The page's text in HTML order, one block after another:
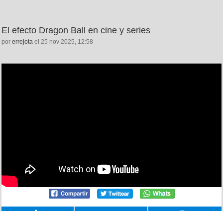
El efecto Dragon Ball en cine y series
por errejota el 25 nov 2025, 12:58